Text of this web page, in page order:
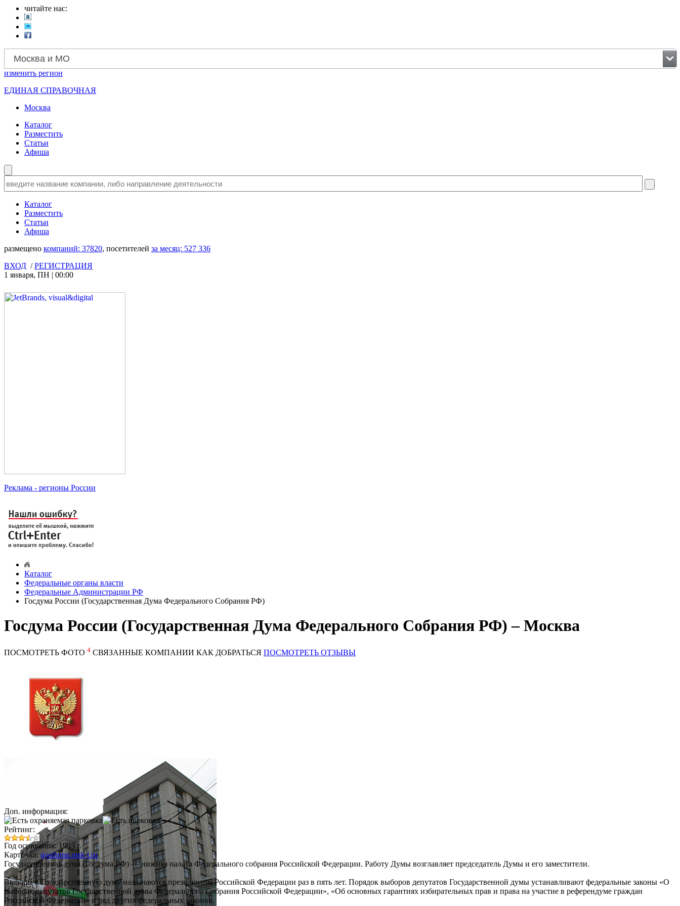
читайте нас:
Москва и МО
изменить регион
ЕДИНАЯ СПРАВОЧНАЯ
Москва
Каталог
Разместить
Статьи
Афиша
Каталог
Разместить
Статьи
Афиша
размещено компаний: 37820, посетителей за месяц: 527 336
ВХОД /РЕГИСТРАЦИЯ
1 января, ПН | 00:00
Реклама - регионы России
Каталог
Федеральные органы власти
Федеральные Администрации РФ
Госдума России (Государственная Дума Федерального Собрания РФ)
Госдума России (Государственная Дума Федерального Собрания РФ) – Москва
ПОСМОТРЕТЬ ФОТО 4 СВЯЗАННЫЕ КОМПАНИИ КАК ДОБРАТЬСЯ ПОСМОТРЕТЬ ОТЗЫВЫ
Доп. информация:
Рейтинг:
Год основания: 1993 г.
Карточка: gosduma.msk-i.ru
Государственная дума (Госдума РФ)— нижняя палата Федерального собрания Российской Федерации. Работу Думы возглавляет председатель Думы и его заместители.
Выборы в Государственную думу назначаются президентом Российской Федерации раз в пять лет. Порядок выборов депутатов Государственной думы устанавливают федеральные законы «О
выборах депутатов Государственной думы Федерального Собрания Российской Федерации», «Об основных гарантиях избирательных прав и права на участие в референдуме граждан
Российской Федерации» и ряд других федеральных законов.